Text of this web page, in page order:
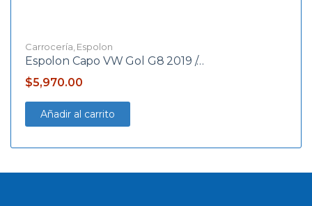
Carrocería Espolon
Espolon Capo VW Gol G8 2019 /…
$5,970.00
Añadir al carrito